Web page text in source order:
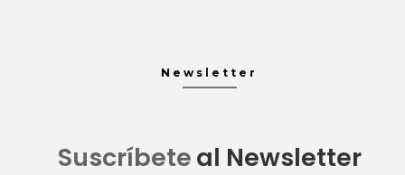
Newsletter
Suscríbeteal Newsletter